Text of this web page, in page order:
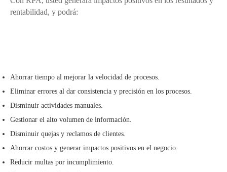
rentabilidad, y podrá:
Ahorrar tiempo al mejorar la velocidad de procesos.
Eliminar errores al dar consistencia y precisión en los procesos.
Disminuir actividades manuales.
Gestionar el alto volumen de información.
Disminuir quejas y reclamos de clientes.
Ahorrar costos y generar impactos positivos en el negocio.
Reducir multas por incumplimiento.